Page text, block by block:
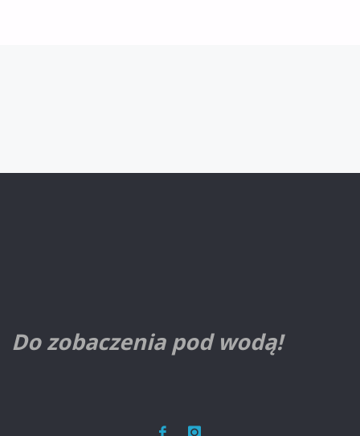
Do zobaczenia pod wodą!